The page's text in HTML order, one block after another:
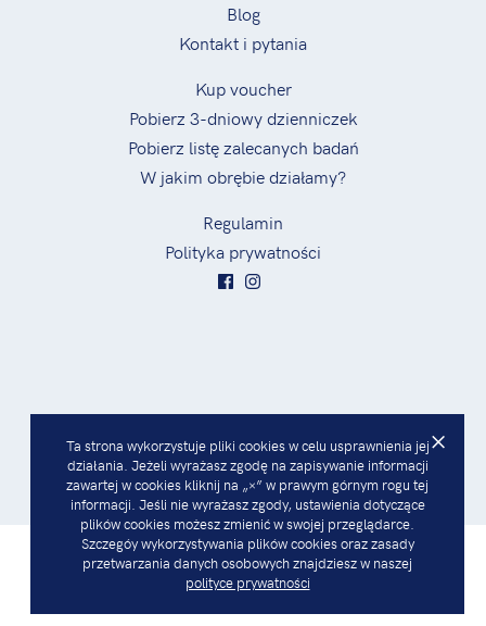
Blog
Kontakt i pytania
Kup voucher
Pobierz 3-dniowy dzienniczek
Pobierz listę zalecanych badań
W jakim obrębie działamy?
Regulamin
Polityka prywatności
© 2019zmiananazdrowie.pl
Projekt i realizacja:OH! Studio
×
Ta strona wykorzystuje pliki cookies w celu usprawnienia jej
działania. Jeżeli wyrażasz zgodę na zapisywanie informacji
zawartej w cookies kliknij na „×” w prawym górnym rogu tej
informacji. Jeśli nie wyrażasz zgody, ustawienia dotyczące
plików cookies możesz zmienić w swojej przeglądarce.
Szczegóy wykorzystywania plików cookies oraz zasady
przetwarzania danych osobowych znajdziesz w naszej
polityce prywatności